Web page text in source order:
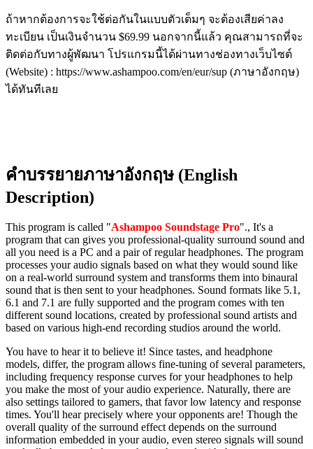
ถ้าหากต้องการจะใช้ต่อกันในแบบตัวเต็มๆ จะต้องเสียค่าลง
ทะเบียน เป็นเงินจำนวน $69.99 นอกจากนี้แล้ว คุณสามารถที่จะ
ติดต่อกับทางผู้พัฒนา โปรแกรมนี้ได้ผ่านทางช่องทางเว็บไซต์
(Website) : https://www.ashampoo.com/en/eur/sup (ภาษาอังกฤษ)
ได้ทันทีเลย
คำบรรยายภาษาอังกฤษ (English
Description)
This program is called "Ashampoo Soundstage Pro"., It's a
program that can gives you professional-quality surround sound and
all you need is a PC and a pair of regular headphones. The program
processes your audio signals based on what they would sound like
on a real-world surround system and transforms them into binaural
sound that is then sent to your headphones. Sound formats like 5.1,
6.1 and 7.1 are fully supported and the program comes with ten
different sound locations, created by professional sound artists and
based on various high-end recording studios around the world.
You have to hear it to believe it! Since tastes, and headphone
models, differ, the program allows fine-tuning of several parameters,
including frequency response curves for your headphones to help
you make the most of your audio experience. Naturally, there are
also settings tailored to gamers, that favor low latency and response
times. You'll hear precisely where your opponents are! Though the
overall quality of the surround effect depends on the surround
information embedded in your audio, even stereo signals will sound